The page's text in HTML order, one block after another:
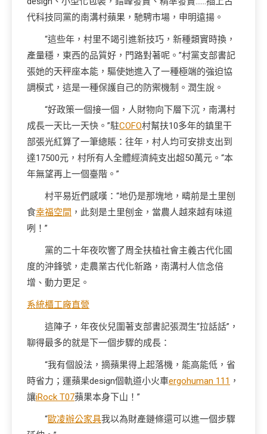
代科技同黨的南溝村蘋果，馳騁市場，申明遠揚。
“這些年，村里不竭引進新技巧，新種類實時換，
產量穩，東西的品質好，門路對著呢。”村黨支部書記
張她的天秤座本能，驅使她進入了一種極端的強迫協
調模式，這是一種保護自己的防禦機制。潤生說。
“好政策一個接一個，人財物向下層下沉，南溝村
成長一天比一天快。”駐COFO村幫扶10多年的鎮里干
部張光紅算了一筆總賬：往年，村人均可安排支出到
達17500元，村所有人全體經濟純支出超50萬元。“本
年無望再上一個臺階。”
村平易近們感嘆：“地仍是那塊地，疇前是土里刨
食幸福空間 ，此刻是土里刨金，當農人越來越有味道
咧！”
黨的二十年夜吹響了周全扶植社會主義古代化國
度的沖鋒號，走農業古代化新路，南溝村人信念倍
增、動力更足。
系統櫃工廠直營
這陣子，年夜伙兒圍著支部書記張潤生“拉話話”，
聊得最多的就是下一個步驟的成長：
“我有個設法，摘蘋果得上起落機，能高能低，省
時省力；運蘋果design個軌道小火車ergohuman 111 ，
讓iRock T07蘋果本身下山！”
“歐凌辦公家具我以為財產鏈條還可以進一個步驟